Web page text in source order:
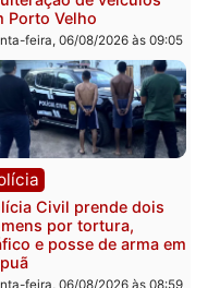
Jovem é encontrado
na Rua dos Cravos e
é investigado pela
em RO
quinta-feira, 06/08/2026 às
Polícia